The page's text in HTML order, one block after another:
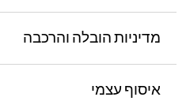
מדיניות הובלה והרכבה
איסוף עצמי